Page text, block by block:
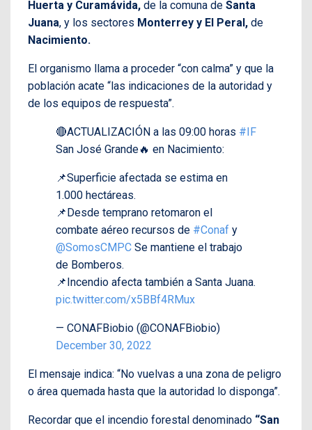
Huerta y Curamávida, de la comuna de Santa
Juana, y los sectores Monterrey y El Peral, de
Nacimiento.
El organismo llama a proceder “con calma” y que la
población acate “las indicaciones de la autoridad y
de los equipos de respuesta”.
🔴ACTUALIZACIÓN a las 09:00 horas #IF
San José Grande🔥 en Nacimiento:
📌Superficie afectada se estima en
1.000 hectáreas.
📌Desde temprano retomaron el
combate aéreo recursos de #Conaf y
@SomosCMPC Se mantiene el trabajo
de Bomberos.
📌Incendio afecta también a Santa Juana.
pic.twitter.com/x5BBf4RMux
— CONAFBiobio (@CONAFBiobio)
December 30, 2022
El mensaje indica: “No vuelvas a una zona de peligro
o área quemada hasta que la autoridad lo disponga”.
Recordar que el incendio forestal denominado “San